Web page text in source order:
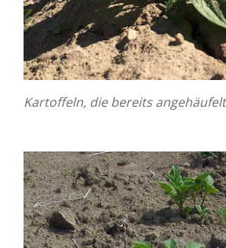
Kartoffeln, die bereits